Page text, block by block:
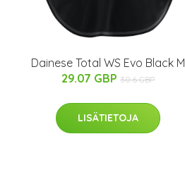
Dainese Total WS Evo Black M
29.07 GBP 30.6 GBP
LISÄTIETOJA